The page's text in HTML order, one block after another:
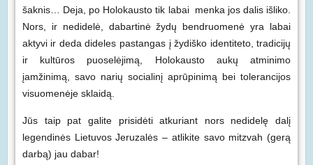
šaknis… Deja, po Holokausto tik labai menka jos dalis išliko.
Nors, ir nedidelė, dabartinė žydų bendruomenė yra labai
aktyvi ir deda dideles pastangas į žydiško identiteto, tradicijų
ir kultūros puoselėjimą, Holokausto aukų atminimo
įamžinimą, savo narių socialinį aprūpinimą bei tolerancijos
visuomenėje sklaidą.
Jūs taip pat galite prisidėti atkuriant nors nedidelę dalį
legendinės Lietuvos Jeruzalės – atlikite savo mitzvah (gerą
darbą) jau dabar!